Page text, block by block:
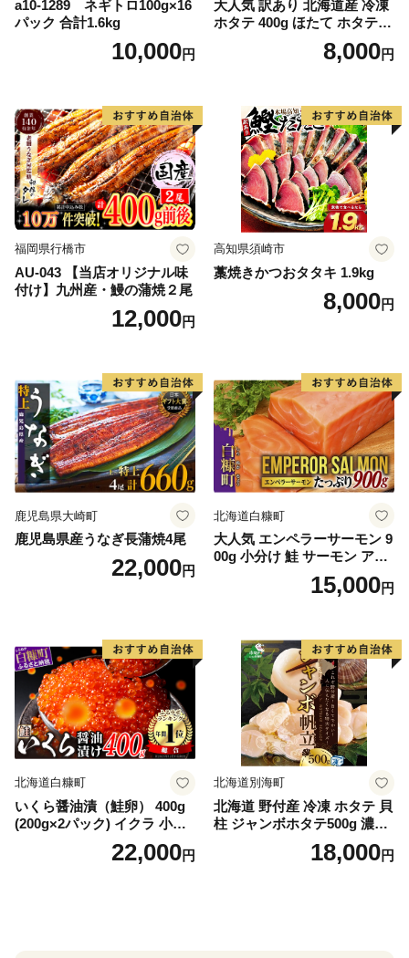
a10-1289 ネギトロ100g×16
パック 合計1.6kg
10,000円
大人気 訳あり 北海道産 冷凍
ホタテ 400g ほたて ホタテ
8,000円
福岡県行橋市
AU-043 【当店オリジナル味
付け】九州産・鰻の蒲焼２尾
12,000円
高知県須崎市
藁焼きかつおタタキ 1.9kg
8,000円
鹿児島県大崎町
鹿児島県産うなぎ長蒲焼4尾
22,000円
北海道白糠町
大人気 エンペラーサーモン 9
00g 小分け 鮭 サーモン アト
ランティックサーモン 水産
庁長官賞 受賞 さけ シャケ し
満足 美味しい 贈答 生食用 刺
身 お刺身 刺し身 魚介類 海鮮
冷凍 厚切り 薄切り ふるさと
納税 ふるさとチョイス チョ
イス 北海道 白糠町
15,000円
北海道白糠町
いくら醤油漬（鮭卵） 400g
(200g×2パック) イクラ 小分
け いくら醤油漬 鮭いくら い
くら醤油漬け 鮭 鮭卵 ikura
22,000円
北海道別海町
北海道 野付産 冷凍 ホタテ 貝
柱 ジャンボホタテ500g 濃厚
な旨味と甘み （ほたて ホタ
テ 帆立 貝柱 ホタテ貝柱 大玉
18,000円